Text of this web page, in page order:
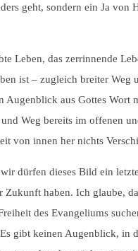
geht, sondern ein Ja
Leben, das zerrinnende
ist – zugleich breiter
Augenblick aus Gottes
Weg bereits im offenen
von innen her nichts
dürfen dieses Bild ein
haben. Ich glaube,
des Evangeliums
gibt keinen Augenblick, in